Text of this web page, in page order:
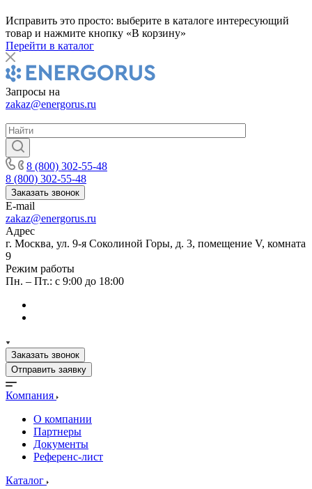
Исправить это просто: выберите в каталоге интересующий
товар и нажмите кнопку «В корзину»
Перейти в каталог
Запросы на
zakaz@energorus.ru
8 (800) 302-55-48
8 (800) 302-55-48
Заказать звонок
E-mail
zakaz@energorus.ru
Адрес
г. Москва, ул. 9-я Соколиной Горы, д. 3, помещение V, комната
9
Режим работы
Пн. – Пт.: с 9:00 до 18:00
Заказать звонок
Отправить заявку
Компания
О компании
Партнеры
Документы
Референс-лист
Каталог